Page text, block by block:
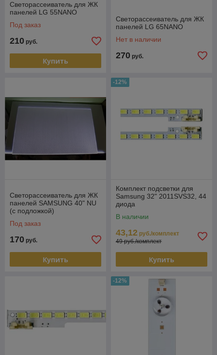
Светорассеиватель для ЖК
панелей LG 55NANO
Под заказ
210 руб.
Купить
Светорассеиватель для ЖК
панелей LG 65NANO
Нет в наличии
270 руб.
Светорассеиватель для ЖК
панелей SAMSUNG 40" NU
(с подложкой)
Под заказ
170 руб.
Купить
-12%
Комплект подсветки для
Samsung 32" 2011SVS32, 44
диода
В наличии
43,12 руб./комплект
49 руб./комплект
Купить
-12%